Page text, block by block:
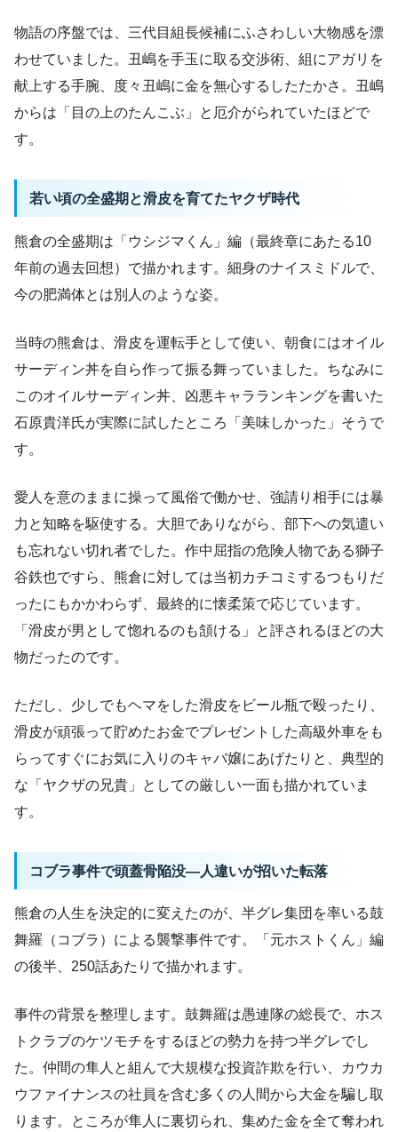
物語の序盤では、三代目組長候補にふさわしい大物感を漂
わせていました。丑嶋を手玉に取る交渉術、組にアガリを
献上する手腕、度々丑嶋に金を無心するしたたかさ。丑嶋
からは「目の上のたんこぶ」と厄介がられていたほどで
す。
若い頃の全盛期と滑皮を育てたヤクザ時代
熊倉の全盛期は「ウシジマくん」編（最終章にあたる10
年前の過去回想）で描かれます。細身のナイスミドルで、
今の肥満体とは別人のような姿。
当時の熊倉は、滑皮を運転手として使い、朝食にはオイル
サーディン丼を自ら作って振る舞っていました。ちなみに
このオイルサーディン丼、凶悪キャラランキングを書いた
石原貴洋氏が実際に試したところ「美味しかった」そうで
す。
愛人を意のままに操って風俗で働かせ、強請り相手には暴
力と知略を駆使する。大胆でありながら、部下への気遣い
も忘れない切れ者でした。作中屈指の危険人物である獅子
谷鉄也ですら、熊倉に対しては当初カチコミするつもりだ
ったにもかかわらず、最終的に懐柔策で応じています。
「滑皮が男として惚れるのも頷ける」と評されるほどの大
物だったのです。
ただし、少しでもヘマをした滑皮をビール瓶で殴ったり、
滑皮が頑張って貯めたお金でプレゼントした高級外車をも
らってすぐにお気に入りのキャバ嬢にあげたりと、典型的
な「ヤクザの兄貴」としての厳しい一面も描かれていま
す。
コブラ事件で頭蓋骨陥没―人違いが招いた転落
熊倉の人生を決定的に変えたのが、半グレ集団を率いる鼓
舞羅（コブラ）による襲撃事件です。「元ホストくん」編
の後半、250話あたりで描かれます。
事件の背景を整理します。鼓舞羅は愚連隊の総長で、ホス
トクラブのケツモチをするほどの勢力を持つ半グレでし
た。仲間の隼人と組んで大規模な投資詐欺を行い、カウカ
ウファイナンスの社員を含む多くの人間から大金を騙し取
ります。ところが隼人に裏切られ、集めた金を全て奪われ